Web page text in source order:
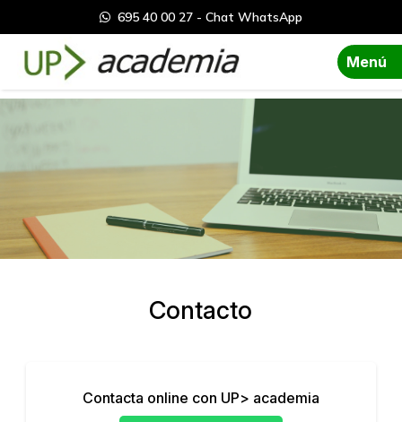
695 40 00 27 - Chat WhatsApp
Menú
Contacto
Contacta online con UP> academia